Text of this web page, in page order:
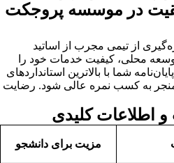
در موسسه پروجکت
از تیمی مجرب از اساتید
محلی، کیفیت خدمات خود را
شما با بالاترین استانداردهای
به کسب نمره عالی شود. رضایت
اطلاعات کلیدی
مزیت برای دانشجو